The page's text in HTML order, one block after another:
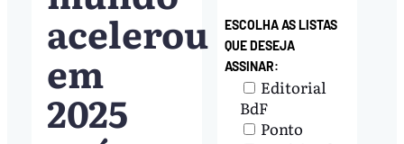
acelerou
em
2025
ESCOLHA AS LISTAS
QUE DESEJA
ASSINAR:
Editorial
BdF
Ponto